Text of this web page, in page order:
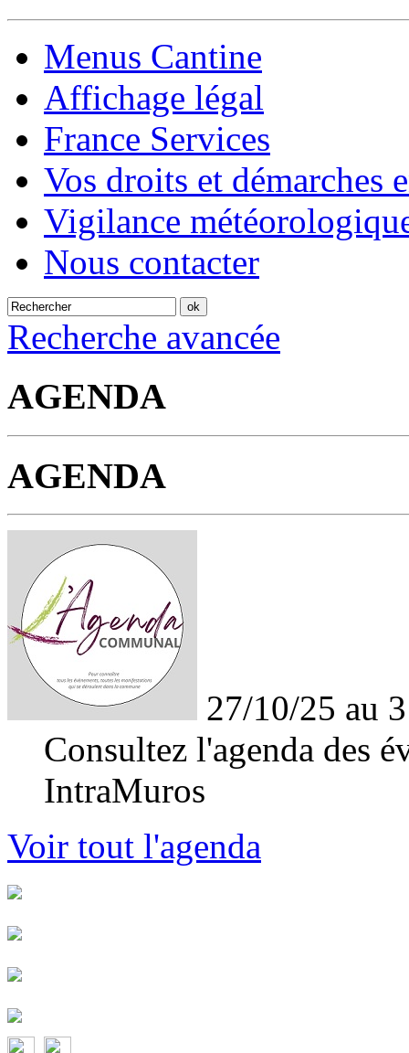
Menus Cantine
Affichage légal
France Services
Vos droits et démarches
Vigilance
Nous contacter
Recherche avancée
AGENDA
AGENDA
27/10/25 au
Consultez l'agenda des
IntraMuros
Voir tout l'agenda